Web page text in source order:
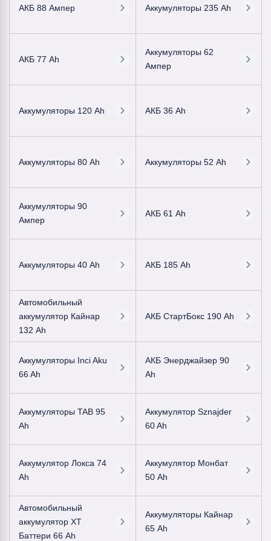
АКБ 88 Ампер Аккумуляторы 235 Ah
АКБ 77 Ah
Аккумуляторы 62
Ампер
Аккумуляторы 120 Ah АКБ 36 Ah
Аккумуляторы 80 Ah Аккумуляторы 52 Ah
Аккумуляторы 90
Ампер
АКБ 61 Ah
Аккумуляторы 40 Ah АКБ 185 Ah
Автомобильный
аккумулятор Кайнар
132 Ah
АКБ СтартБокс 190 Ah
Аккумуляторы Inci Aku
66 Ah
АКБ Энерджайзер 90
Ah
Аккумуляторы TAB 95
Ah
Аккумулятор Sznajder
60 Ah
Аккумулятор Локса 74
Ah
Аккумулятор Монбат
50 Ah
Автомобильный
аккумулятор ХТ
Баттери 66 Ah
Аккумуляторы Кайнар
65 Ah